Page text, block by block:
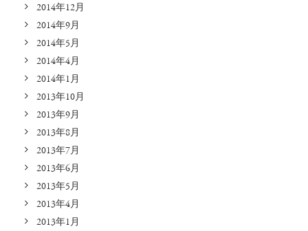
2014年12月
2014年9月
2014年5月
2014年4月
2014年1月
2013年10月
2013年9月
2013年8月
2013年7月
2013年6月
2013年5月
2013年4月
2013年1月